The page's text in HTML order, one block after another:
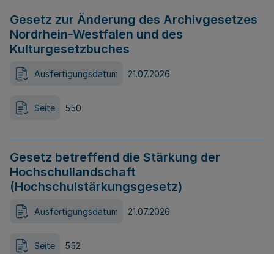
Gesetz zur Änderung des Archivgesetzes
Nordrhein-Westfalen und des
Kulturgesetzbuches
Ausfertigungsdatum 21.07.2026
Seite 550
Gesetz betreffend die Stärkung der
Hochschullandschaft
(Hochschulstärkungsgesetz)
Ausfertigungsdatum 21.07.2026
Seite 552